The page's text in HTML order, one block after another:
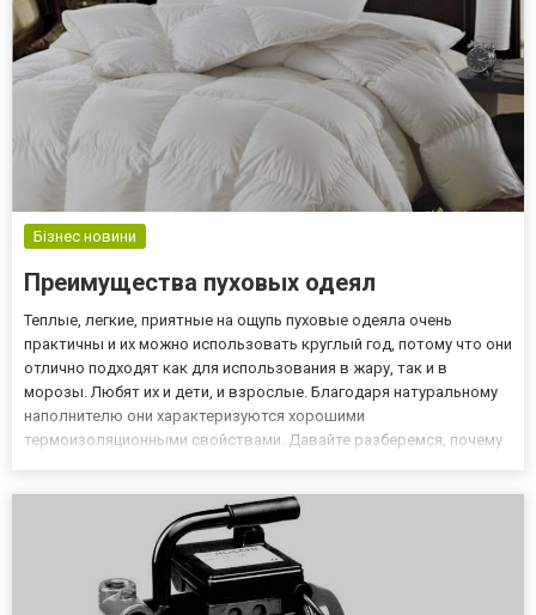
Бізнес новини
Преимущества пуховых одеял
Теплые, легкие, приятные на ощупь пуховые одеяла очень
практичны и их можно использовать круглый год, потому что они
отлично подходят как для использования в жару, так и в
морозы. Любят их и дети, и взрослые. Благодаря натуральному
наполнителю они характеризуются хорошими
термоизоляционными свойствами. Давайте разберемся, почему